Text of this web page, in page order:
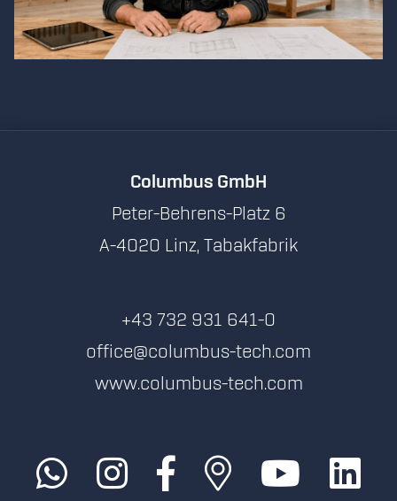
Columbus GmbH
Peter-Behrens-Platz 6
A-4020 Linz, Tabakfabrik
+43 732 931 641-0
office@columbus-tech.com
www.columbus-tech.com